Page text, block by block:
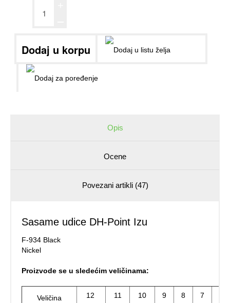
Opis
Ocene
Povezani artikli (47)
Sasame udice DH-Point Izu
F-934 Black
Nickel
Proizvode se u sledećim veličinama:
Veličina 12 11 10 9 8 7